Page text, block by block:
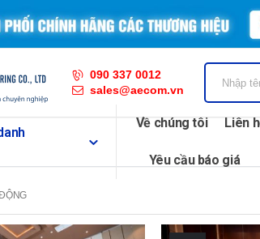
090 337 0012
sales@aecom.vn
Về chúng tôi Liên
Yêu cầu báo giá